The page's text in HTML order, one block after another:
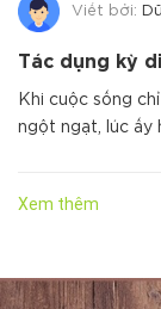
Viết bởi:
Tác dụng kỳ
Khi cuộc sống
ngột ngạt, lúc ấy
Xem thêm